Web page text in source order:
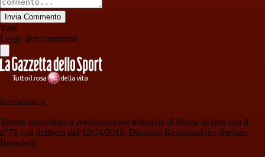
Invia Commento
Tutti
Leggi altri commenti
Ilmilanista.it
Testata giornalistica autorizzazione tribunale di Roma iscritta con il
n°78 con delibera del 12/04/2018. Direttore Responsabile: Stefano
Benedetti